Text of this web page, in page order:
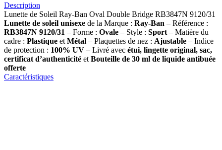
Description
Lunette de Soleil Ray-Ban Oval Double Bridge RB3847N 9120/31
Lunette de soleil unisexe de la Marque : Ray-Ban – Référence :
RB3847N 9120/31 – Forme : Ovale – Style : Sport – Matière du
cadre : Plastique et Métal – Plaquettes de nez : Ajustable – Indice
de protection : 100% UV – Livré avec étui, lingette original, sac,
certificat d’authenticité et Bouteille de 30 ml de liquide antibuée
offerte
Caractéristiques